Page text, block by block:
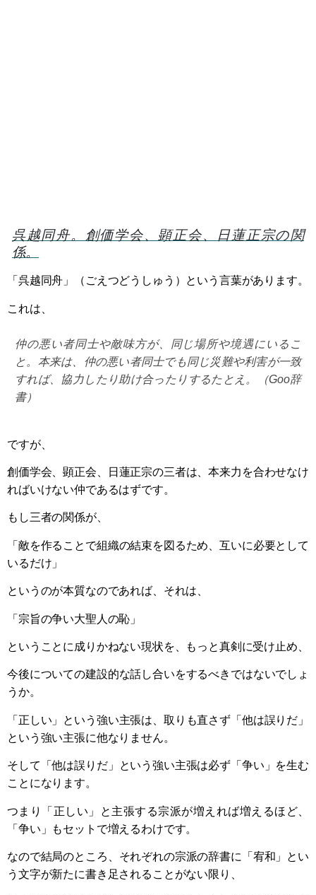
呉越同舟。創価学会、顕正会、日蓮正宗の関
係。
「呉越同舟」（ごえつどうしゅう）という言葉があります。
これは、
仲の悪い者同士や敵味方が、同じ場所や境遇にいるこ
と。本来は、仲の悪い者同士でも同じ災難や利害が一致
すれば、協力したり助け合ったりするたとえ。（Goo辞
書）
ですが、
創価学会、顕正会、日蓮正宗の三者は、本来力を合わせなけ
ればいけない仲であるはずです。
もし三者の関係が、
「敵を作ることで組織の結束を図るため、互いに必要として
いるだけ」
というのが本質なのであれば、それは、
「宗旨の争い大聖人の恥」
ということに成りかねない現状を、もっと真剣に受け止め、
今後についての建設的な話し合いをするべきではないでしょ
うか。
「正しい」という強い主張は、取りも直さず「他は誤りだ」
という強い主張に他なりません。
そして「他は誤りだ」という強い主張は必ず「争い」を生む
ことになります。
つまり「正しい」と主張する宗派が増えれば増えるほど、
「争い」もセットで増えるわけです。
なので結局のところ、それぞれの宗派の辞書に「宥和」とい
う文字が新たに書き足されることがない限り、